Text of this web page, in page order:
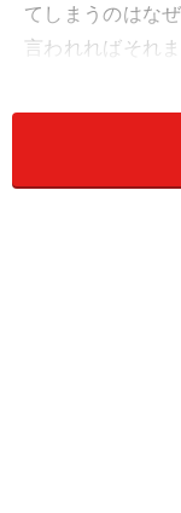
てしまうのはな
言われればそれ
の課題とは、大
に『安心』を与
との間に『親密